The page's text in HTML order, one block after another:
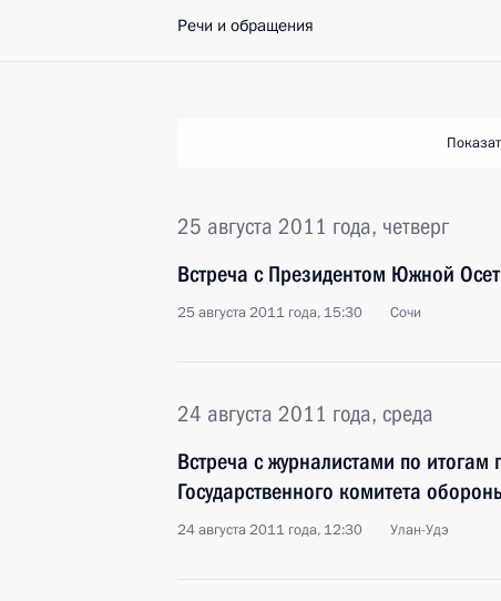
Речи и обращения
25 августа 2011 года, четверг
Встреча с Президентом Южной
25 августа 2011 года, 15:30 Сочи
24 августа 2011 года, среда
Встреча с журналистами по итогам
Государственного комитета
24 августа 2011 года, 12:30 Улан-Удэ